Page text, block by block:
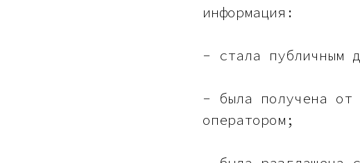
информация:
- стала публичным
- была получена от
оператором;